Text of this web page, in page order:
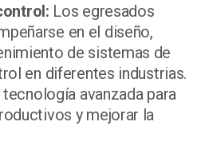
Los egresados
en el diseño,
de sistemas de
en diferentes industrias.
avanzada para
y mejorar la